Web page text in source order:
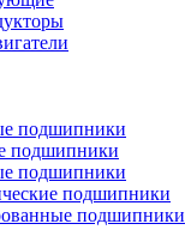
подшипники
подшипники
подшипники
подшипники
подшипники